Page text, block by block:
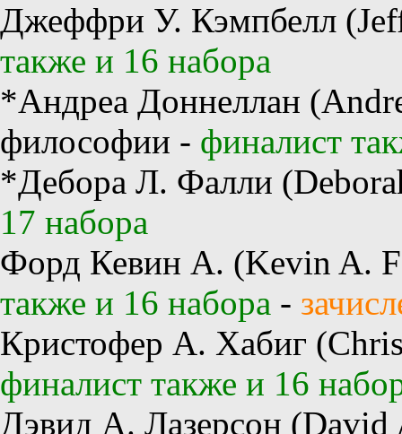
Джеффри У. Кэмпбелл
также и 16 набора
*Андреа Доннеллан
философии - финалист
*Дебора Л. Фалли
17 набора
Форд Кевин А. (Kevin A.
также и 16 набора -
Кристофер А. Хабиг
финалист также и 16
Дэвид А. Лазерсон (David